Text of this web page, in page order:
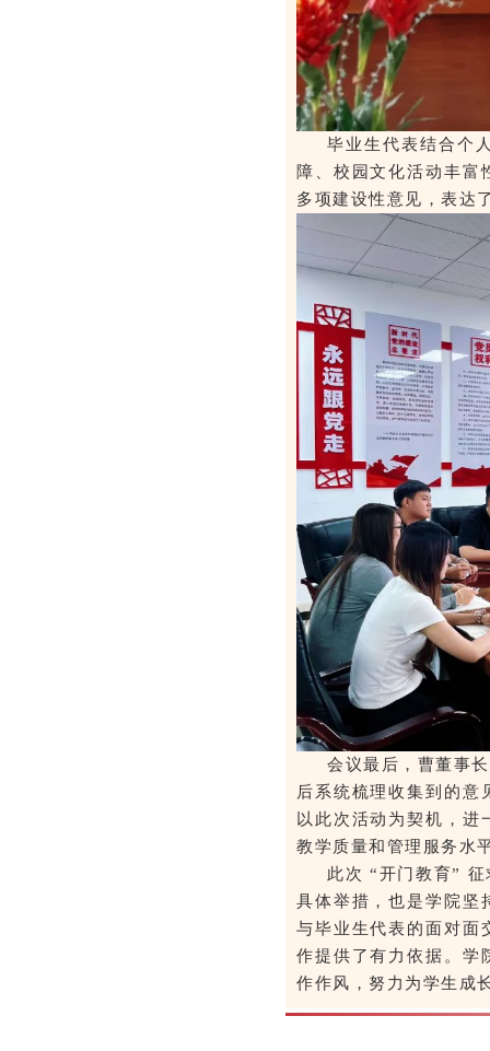
毕业生代表结合个
障、校园文化活动丰富
多项建设性意见，表达
会议最后，曹董事
后系统梳理收集到的意
以此次活动为契机，进
教学质量和管理服务水
此次 “开门教育”
具体举措，也是学院坚
与毕业生代表的面对面
作提供了有力依据。学
作作风，努力为学生成